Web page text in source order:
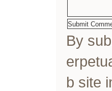
By
b site